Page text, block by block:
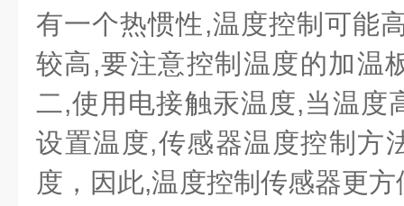
有一个热惯性,温度控制可能
较高,要注意控制温度的加温
二,使用电接触汞温度,当温度
设置温度,传感器温度控制方
度，因此,温度控制传感器更